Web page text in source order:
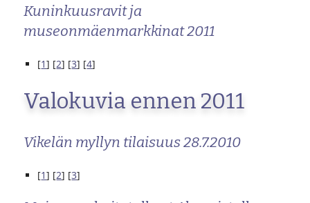
Kuninkuusravit ja
museonmäenmarkkinat 2011
[1] [2] [3] [4]
Valokuvia ennen 2011
Vikelän myllyn tilaisuus 28.7.2010
[1] [2] [3]